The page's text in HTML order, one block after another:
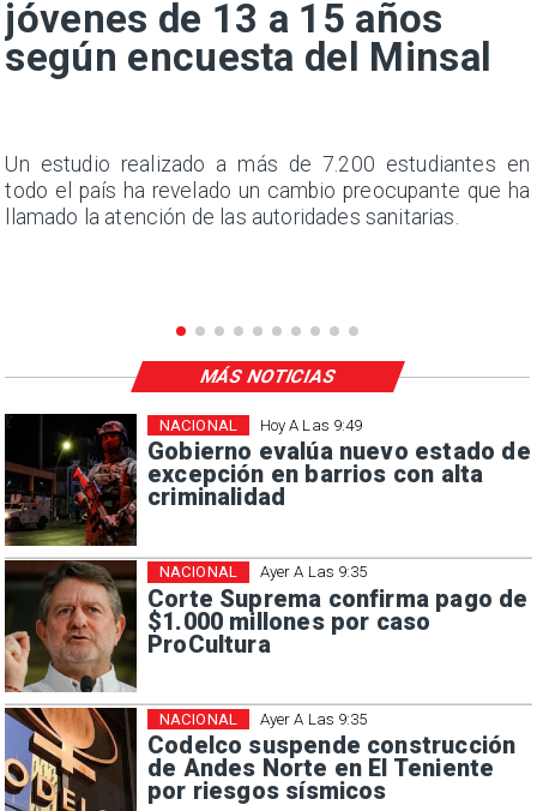
jóvenes de 13 a 15 años
según encuesta del Minsal
Un estudio realizado a más de 7.200 estudiantes en
todo el país ha revelado un cambio preocupante que ha
llamado la atención de las autoridades sanitarias.
Hoy A Las 9:49
Gobierno evalúa nuevo estado de
excepción en barrios con alta
criminalidad
NACIONAL
Ayer A Las 9:35
Corte Suprema confirma pago de
$1.000 millones por caso
ProCultura
NACIONAL
Ayer A Las 9:35
Codelco suspende construcción
de Andes Norte en El Teniente
por riesgos sísmicos
NACIONAL
MÁS NOTICIAS